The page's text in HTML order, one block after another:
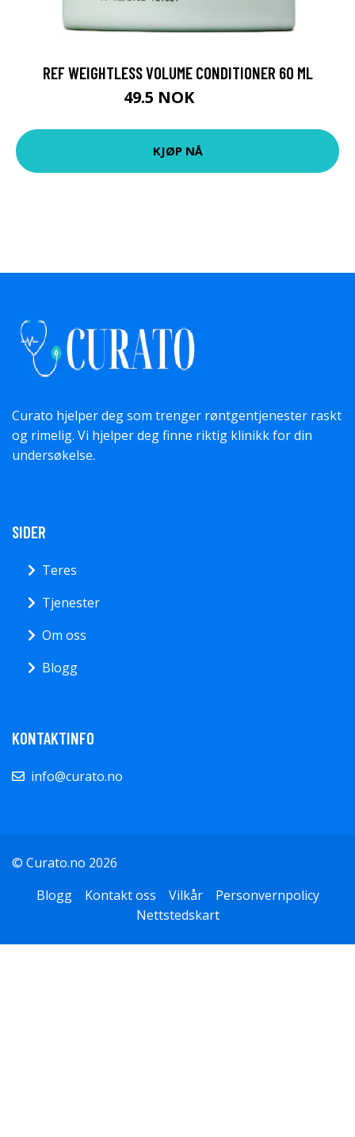
REF WEIGHTLESS VOLUME CONDITIONER 60 ML
49.5 NOK
KJØP NÅ
Curato hjelper deg som trenger røntgentjenester raskt
og rimelig. Vi hjelper deg finne riktig klinikk for din
undersøkelse.
SIDER
Teres
Tjenester
Om oss
Blogg
KONTAKTINFO
info@curato.no
© Curato.no 2026
Blogg
Kontakt oss Vilkår
Personvernpolicy
Nettstedskart